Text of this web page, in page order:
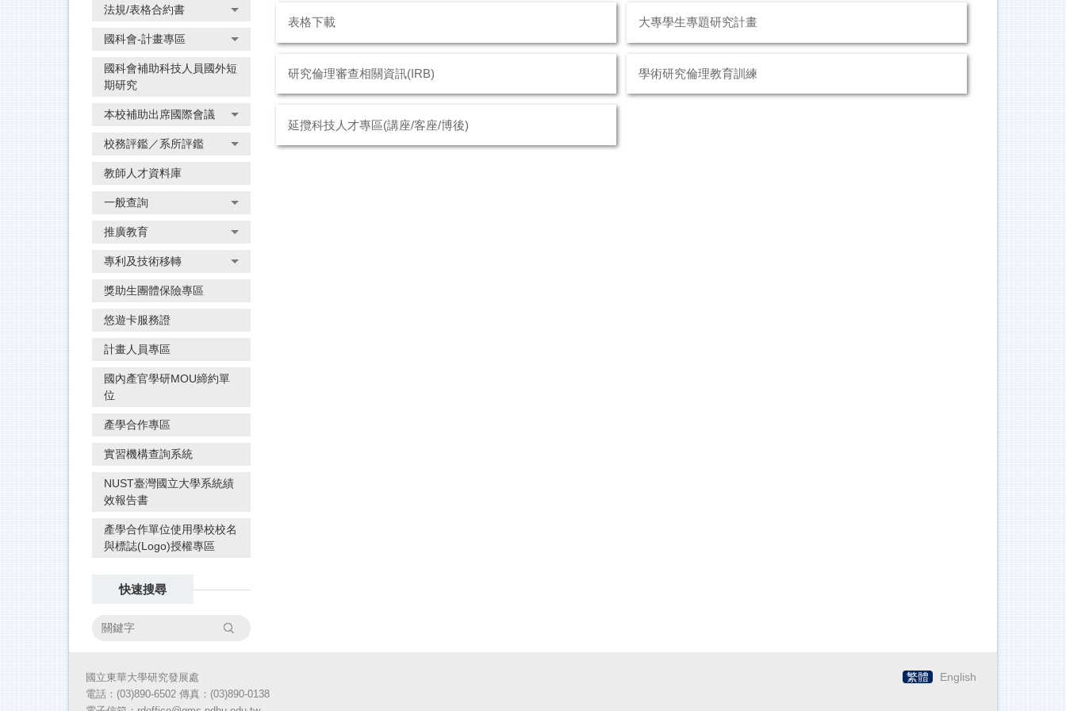
法規/表格合約書
國科會-計畫專區
國科會補助科技人員國外短
期研究
本校補助出席國際會議
校務評鑑／系所評鑑
教師人才資料庫
一般查詢
推廣教育
專利及技術移轉
獎助生團體保險專區
悠遊卡服務證
計畫人員專區
國內產官學研MOU締約單
位
產學合作專區
實習機構查詢系統
NUST臺灣國立大學系統績
效報告書
產學合作單位使用學校校名
與標誌(Logo)授權專區
快速搜尋
搜尋
表格下載 大專學生專題研究計畫
研究倫理審查相關資訊(IRB) 學術研究倫理教育訓練
延攬科技人才專區(講座/客座/博後)
繁體 English
國立東華大學研究發展處
電話：(03)890-6502 傳真：(03)890-0138